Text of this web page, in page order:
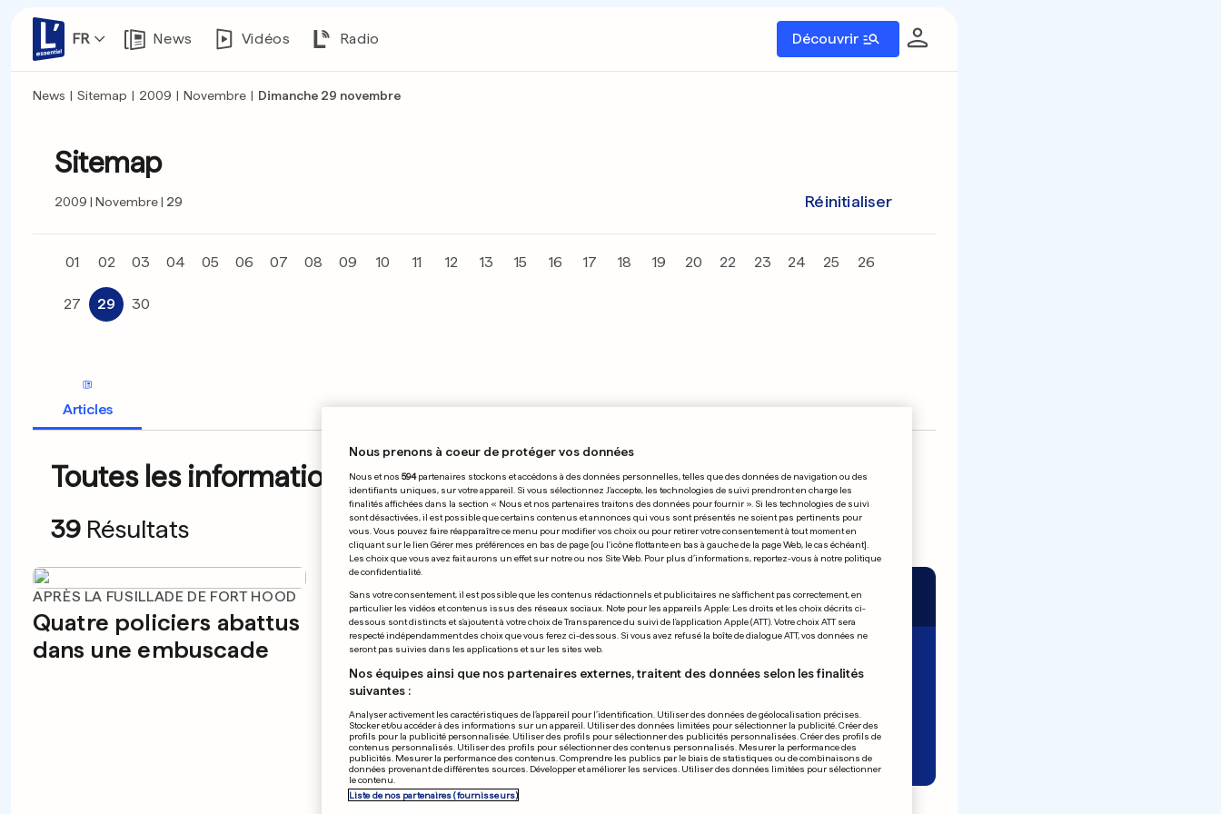
FR News Vidéos Radio Découvrir
News | Sitemap | 2009 | Novembre | Dimanche 29 novembre
Sitemap
2009 Novembre 29 Réinitialiser
01 02 03 04 05 06 07 08 09 10 11 12 13 15 16 17 18 19 20 22 23 24 25 26
27 29 30
Articles
Toutes les informations du 29.11.2009
39 Résultats
APRÈS LA FUSILLADE DE FORT HOOD
Quatre policiers abattus
dans une embuscade
LIGA
Nous prenons à coeur de protéger vos données
Nous et nos 594partenaires stockons et accédons à des données personnelles, telles que des données de navigation ou des
identifiants uniques, sur votre appareil. Si vous sélectionnez J'accepte, les technologies de suivi prendront en charge les
finalités affichées dans la section « Nous et nos partenaires traitons des données pour fournir ». Si les technologies de suivi
sont désactivées, il est possible que certains contenus et annonces qui vous sont présentés ne soient pas pertinents pour
vous. Vous pouvez faire réapparaître ce menu pour modifier vos choix ou pour retirer votre consentement à tout moment en
cliquant sur le lien Gérer mes préférences en bas de page [ou l'icône flottante en bas à gauche de la page Web, le cas échéant].
Les choix que vous avez fait aurons un effet sur notre ou nos Site Web. Pour plus d’informations, reportez-vous à notre politique
de confidentialité.
Sans votre consentement, il est possible que les contenus rédactionnels et publicitaires ne s'affichent pas correctement, en
particulier les vidéos et contenus issus des réseaux sociaux. Note pour les appareils Apple: Les droits et les choix décrits ci-
dessous sont distincts et s'ajoutent à votre choix de Transparence du suivi de l'application Apple (ATT). Votre choix ATT sera
respecté indépendamment des choix que vous ferez ci-dessous. Si vous avez refusé la boîte de dialogue ATT, vos données ne
seront pas suivies dans les applications et sur les sites web.
Nos équipes ainsi que nos partenaires externes, traitent des données selon les finalités
suivantes :
Analyser activement les caractéristiques de l’appareil pour l’identification. Utiliser des données de géolocalisation précises.
Stocker et/ou accéder à des informations sur un appareil. Utiliser des données limitées pour sélectionner la publicité. Créer des
profils pour la publicité personnalisée. Utiliser des profils pour sélectionner des publicités personnalisées. Créer des profils de
contenus personnalisés. Utiliser des profils pour sélectionner des contenus personnalisés. Mesurer la performance des
publicités. Mesurer la performance des contenus. Comprendre les publics par le biais de statistiques ou de combinaisons de
données provenant de différentes sources. Développer et améliorer les services. Utiliser des données limitées pour sélectionner
le contenu.
Liste de nos partenaires (fournisseurs)